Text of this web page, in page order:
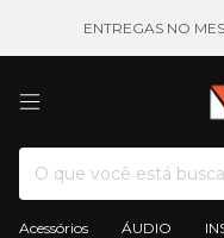
ENTREGAS NO
Acessórios ÁUDIO